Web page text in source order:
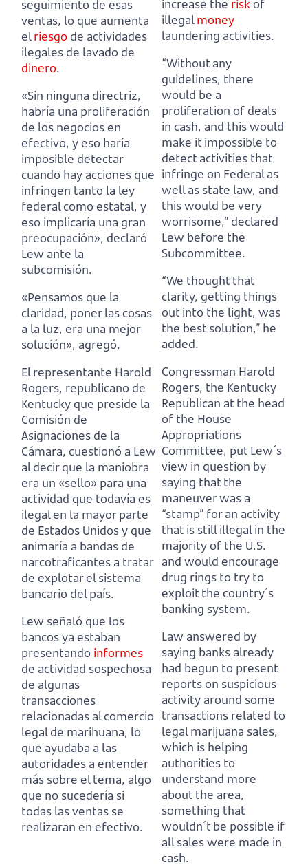
seguimiento de esas
ventas, lo que aumenta
elriesgo de actividades
ilegales de lavado de
dinero.
«Sin ninguna directriz,
habría una proliferación
de los negocios en
efectivo, y eso haría
imposible detectar
cuando hay acciones que
infringen tanto la ley
federal como estatal, y
eso implicaría una gran
preocupación», declaró
Lew ante la
subcomisión.
«Pensamos que la
claridad, poner las cosas
a la luz, era una mejor
solución», agregó.
El representante Harold
Rogers, republicano de
Kentucky que preside la
Comisión de
Asignaciones de la
Cámara, cuestionó a Lew
al decir que la maniobra
era un «sello» para una
actividad que todavía es
ilegal en la mayor parte
de Estados Unidosy que
animaría a bandas de
narcotraficantes a tratar
de explotar el sistema
bancario del país.
Lew señaló que los
bancos ya estaban
presentando informes
de actividad sospechosa
de algunas
transacciones
relacionadas al comercio
legal de marihuana, lo
que ayudaba a las
autoridades a entender
más sobre el tema, algo
que no sucedería si
todas las ventas se
realizaran en efectivo.
increase the riskof
illegalmoney
laundering activities.
“Without any
guidelines, there
would be a
proliferation of deals
in cash, and this would
make it impossible to
detect activities that
infringe on Federal as
well as state law, and
this would be very
worrisome,” declared
Lew before the
Subcommittee.
“We thought that
clarity, getting things
out into the light, was
the best solution,” he
added.
Congressman Harold
Rogers, the Kentucky
Republican at the head
of the House
Appropriations
Committee, put Lew´s
view in question by
saying that the
maneuver was a
“stamp” for an activity
that is still illegal in the
majority of the U.S.
and would encourage
drug rings to try to
exploit the country´s
banking system.
Law answered by
saying banks already
had begun to present
reports on suspicious
activity around some
transactions related to
legal marijuana sales,
which is helping
authorities to
understand more
about the area,
something that
wouldn´t be possible if
all sales were made in
cash.